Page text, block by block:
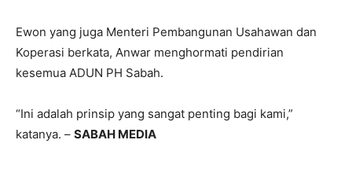
Ewon yang juga Menteri Pembangunan Usahawan dan
Koperasi berkata, Anwar menghormati pendirian
kesemua ADUN PH Sabah.
“Ini adalah prinsip yang sangat penting bagi kami,”
katanya. – SABAH MEDIA